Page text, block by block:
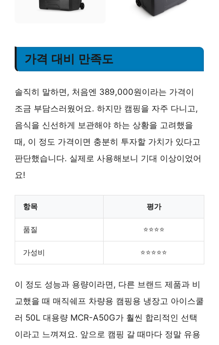
가격 대비 만족도
솔직히 말하면, 처음엔 389,000원이라는 가격이
조금 부담스러웠어요. 하지만 캠핑을 자주 다니고,
음식을 신선하게 보관해야 하는 상황을 고려했을
때, 이 정도 가격이면 충분히 투자할 가치가 있다고
판단했습니다. 실제로 사용해보니 기대 이상이었어
요!
항목 평가
품질 ⭐⭐⭐⭐
가성비 ⭐⭐⭐⭐⭐
이 정도 성능과 용량이라면, 다른 브랜드 제품과 비
교했을 때 매직쉐프 차량용 캠핑용 냉장고 아이스쿨
러 50L 대용량 MCR-A50G가 훨씬 합리적인 선택
이라고 느껴져요. 앞으로 캠핑 갈 때마다 정말 유용